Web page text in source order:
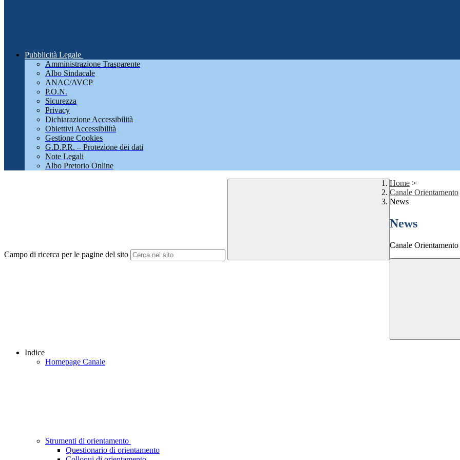
Pubblicità Legale
Amministrazione Trasparente
Albo Sindacale
ANAC/AVCP
P.O.N.
Sicurezza
Privacy
Dichiarazione Accessibilità
Obiettivi Accessibilità
Gestione Cookies
G.D.P.R. – Protezione dei dati
Note Legali
Albo Pretorio Online
Campo di ricerca per le pagine del sito
Home >
Canale Orientamento
News
News
Canale Orientamento
Indice
Homepage Canale
Strumenti di orientamento
Questionario di orientamento